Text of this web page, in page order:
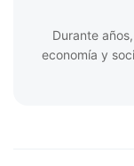
Durante
economía y